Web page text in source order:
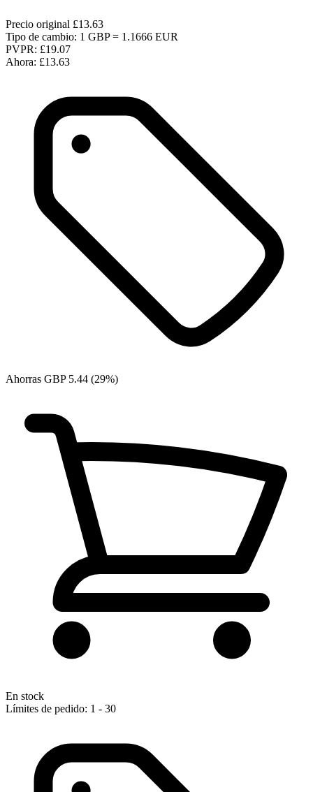
Precio original £13.63
Tipo de cambio: 1 GBP = 1.1666 EUR
PVPR: £19.07
Ahora: £13.63
Ahorras GBP 5.44 (29%)
En stock
Límites de pedido: 1 - 30